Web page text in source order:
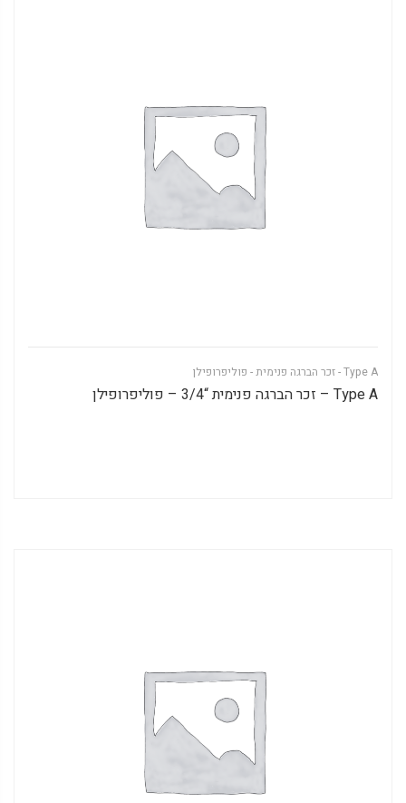
Type A - זכר הברגה פנימית - פוליפרופילן
Type A – זכר הברגה פנימית “3/4 – פוליפרופילן